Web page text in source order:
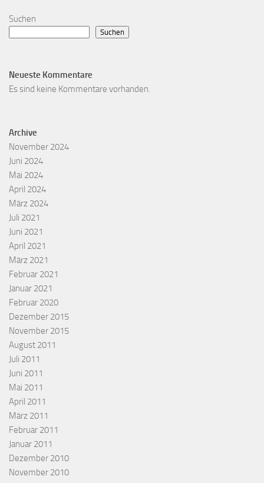
Suchen
Suchen
Neueste Kommentare
Es sind keine Kommentare vorhanden.
Archive
November 2024
Juni 2024
Mai 2024
April 2024
März 2024
Juli 2021
Juni 2021
April 2021
März 2021
Februar 2021
Januar 2021
Februar 2020
Dezember 2015
November 2015
August 2011
Juli 2011
Juni 2011
Mai 2011
April 2011
März 2011
Februar 2011
Januar 2011
Dezember 2010
November 2010